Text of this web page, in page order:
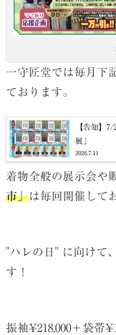
一守匠堂では毎月下
ております。
【告知】
展」
2026.7.11
着物全般の展示会や
市」は毎回 開催して
"ハレ の日" に向けて
す！
振袖¥218,000＋袋帯